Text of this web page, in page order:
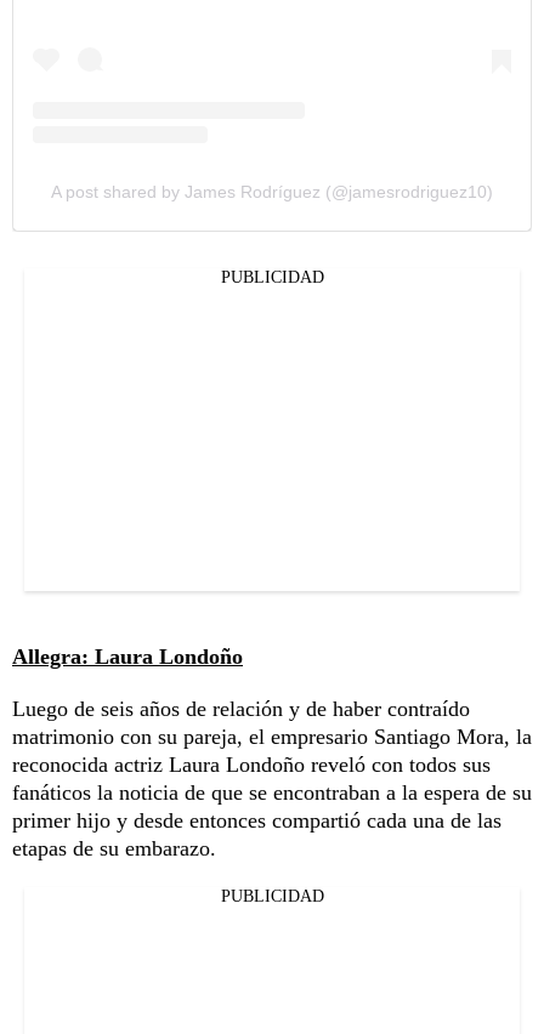
A post shared by James Rodríguez (@jamesrodriguez10)
PUBLICIDAD
Allegra: Laura Londoño
Luego de seis años de relación y de haber contraído
matrimonio con su pareja, el empresario Santiago Mora, la
reconocida actriz Laura Londoño reveló con todos sus
fanáticos la noticia de que se encontraban a la espera de su
primer hijo y desde entonces compartió cada una de las
etapas de su embarazo.
PUBLICIDAD